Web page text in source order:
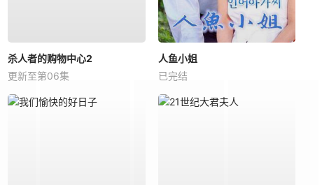
杀人者的购物中心2
更新至第06集
人鱼小姐
已完结